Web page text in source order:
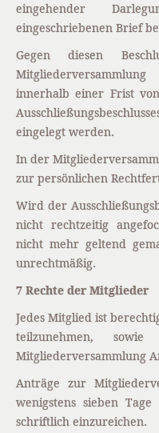
eingehender
eingeschriebenen Brief
Gegen diesen
innerhalb einer Frist
eingelegt werden.
In der
zur persönlichen
Wird der
nicht rechtzeitig
nicht mehr geltend
unrechtmäßig.
7 Rechte der Mitglieder
Jedes Mitglied ist
teilzunehmen,
Mitgliederversammlung
Anträge zur
wenigstens sieben
schriftlich einzureichen.